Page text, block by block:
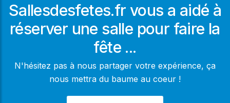
Sallesdesfetes.fr vous a aidé à
réserver une salle pour faire la
fête ...
N'hésitez pas à nous partager votre expérience, ça
nous mettra du baume au coeur !